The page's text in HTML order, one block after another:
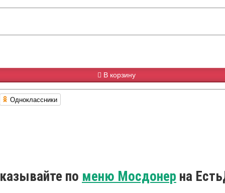
В корзину
Одноклассники
по меню Мосдонер на